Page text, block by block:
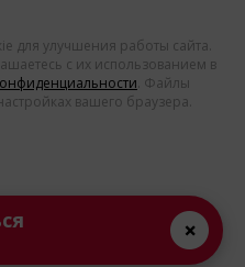
для улучшения работы сайта.
с их использованием в
. Файлы
вашего браузера.
webseed.ru